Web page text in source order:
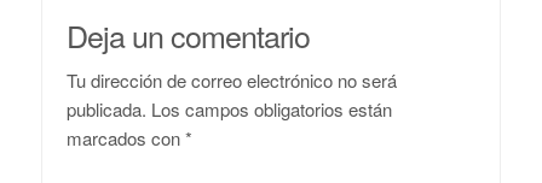
Deja un comentario
Tu dirección de correo electrónico no será
publicada. Los campos obligatorios están
marcados con*